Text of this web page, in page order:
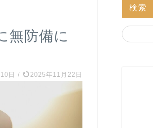
無防備に
日 / 2025年11月22日
検索